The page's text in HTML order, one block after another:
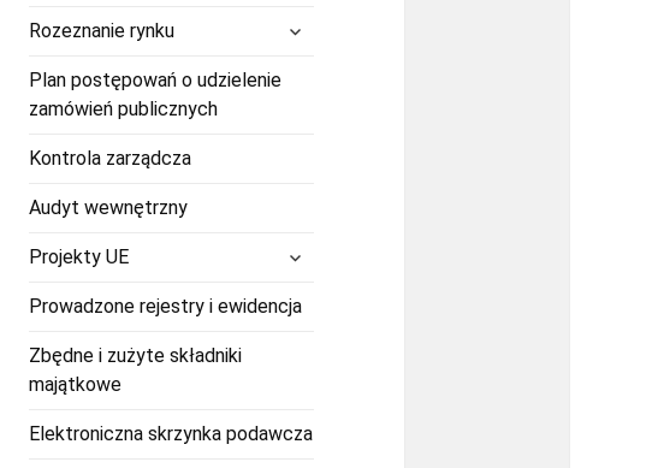
Rozeznanie rynkurozwiń
menu
potomne
Plan postępowań o udzielenie
zamówień publicznych
Kontrola zarządcza
Audyt wewnętrzny
Projekty UE
potomne
Prowadzone rejestry i ewidencja
Zbędne i zużyte składniki
majątkowe
Elektroniczna skrzynka podawcza